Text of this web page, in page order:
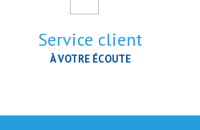
Service client
À VOTRE ÉCOUTE